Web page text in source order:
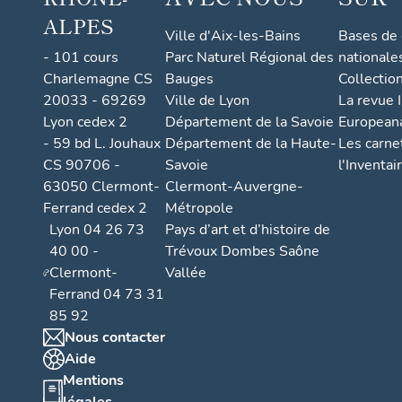
ALPES
- 101 cours
Charlemagne CS
20033 - 69269
Lyon cedex 2
- 59 bd L. Jouhaux
CS 90706 -
63050 Clermont-
Ferrand cedex 2
Lyon 04 26 73
40 00 -
Clermont-
Ferrand 04 73 31
85 92
Nous contacter
Aide
Mentions
Ville d'Aix-les-Bains
Parc Naturel Régional des
Bauges
Ville de Lyon
Département de la Savoie
Département de la Haute-
Savoie
Clermont-Auvergne-
Métropole
Pays d’art et d’histoire de
Trévoux Dombes Saône
Vallée
Bases
La revue
Les